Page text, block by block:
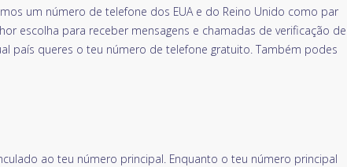
um número de telefone dos EUA e do Reino Unido como par
escolha para receber mensagens e chamadas de verificação de
país queres o teu número de telefone gratuito. Também podes
ao teu número principal. Enquanto o teu número principal